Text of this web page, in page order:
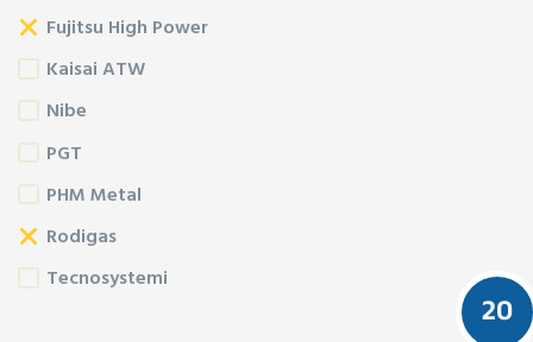
Fujitsu High Power
Kaisai ATW
Nibe
PGT
PHM Metal
Rodigas
Tecnosystemi
20